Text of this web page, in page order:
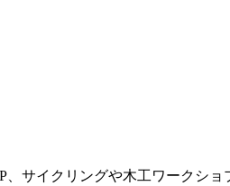
、サイクリングや木工ワークシ